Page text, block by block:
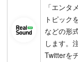
「エンタ
トピック
などの形
します。
Twitterを